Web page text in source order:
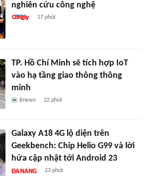
nghiên cứu công nghệ
17 phút
TP. Hồ Chí Minh sẽ tích hợp IoT
vào hạ tầng giao thông thông
minh
Bnews 22 phút
Galaxy A18 4G lộ diện trên
Geekbench: Chip Helio G99 và lời
hứa cập nhật tới Android 23
23 phút